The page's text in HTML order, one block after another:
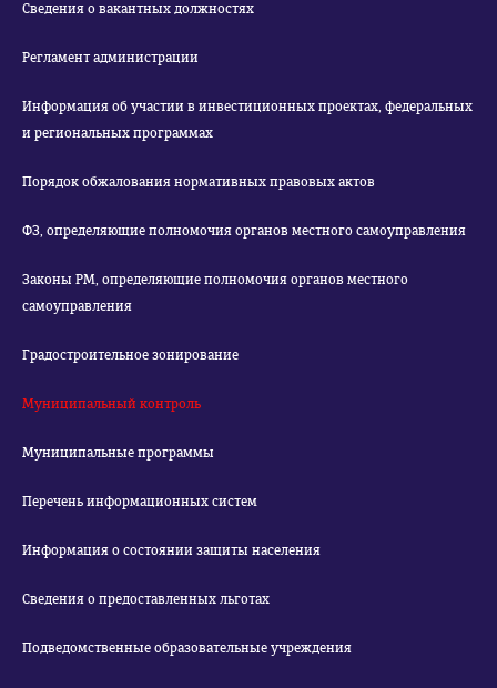
Сведения о вакантных должностях
Регламент администрации
Информация об участии в инвестиционных проектах, федеральных
и региональных программах
Порядок обжалования нормативных правовых актов
ФЗ, определяющие полномочия органов местного самоуправления
Законы РМ, определяющие полномочия органов местного
самоуправления
Градостроительное зонирование
Муниципальный контроль
Муниципальные программы
Перечень информационных систем
Информация о состоянии защиты населения
Сведения о предоставленных льготах
Подведомственные образовательные учреждения